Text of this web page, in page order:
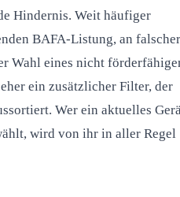
Hindernis. Weit häufiger
BAFA-Listung, an falscher
Wahl eines nicht
ein zusätzlicher Filter, der
Wer ein aktuelles
wird von ihr in aller Regel